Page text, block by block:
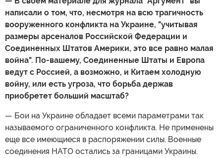
написали о том, что, несмотря на всю трагичность
вооруженного конфликта на Украине, "учитывая
размеры арсеналов Российской Федерации и
Соединенных Штатов Америки, это все равно малая
война". По-вашему, Соединенные Штаты и Европа
ведут с Россией, а возможно, и Китаем холодную
войну, или есть угроза, что борьба держав
приобретет больший масштаб?
— Бои на Украине обладает всеми параметрами так
называемого ограниченного конфликта. Не применены
еще все имеющиеся в распоряжении силы. Военные
соединения НАТО остались за границами Украины.